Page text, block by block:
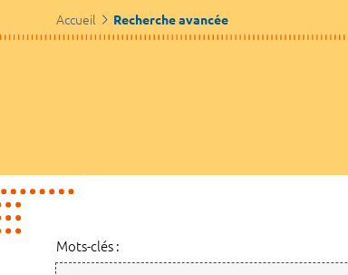
Accueil Recherche avancée
Mots-clés :